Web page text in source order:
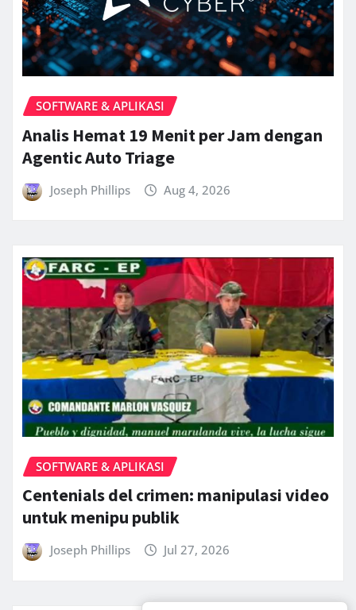
SOFTWARE & APLIKASI
Analis Hemat 19 Menit per Jam dengan
Agentic Auto Triage
Joseph Phillips Aug 4, 2026
SOFTWARE & APLIKASI
Centenials del crimen: manipulasi video
untuk menipu publik
Joseph Phillips Jul 27, 2026